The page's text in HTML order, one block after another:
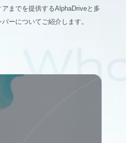
までを提供するAlphaDriveと多
ーについてご紹介します。